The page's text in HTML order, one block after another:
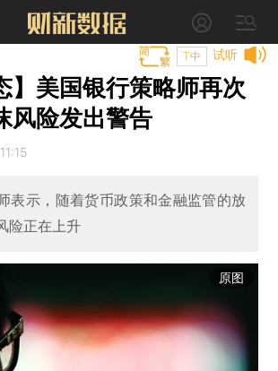
试听
T中
】美国银行策略师再次
风险发出警告
表示，随着货币政策和金融监管的放
险正在上升
原图